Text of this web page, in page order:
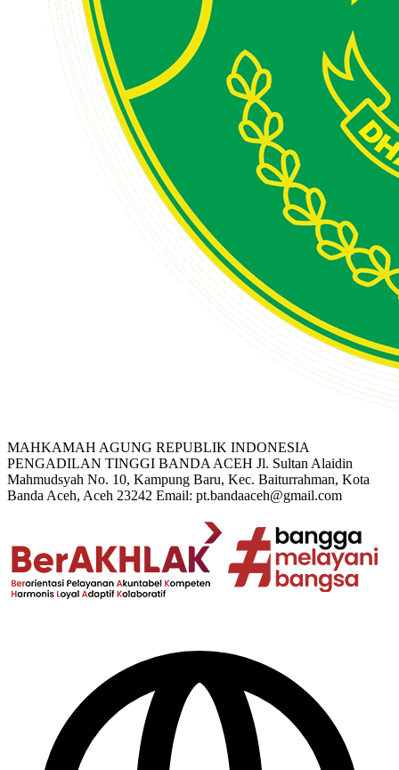
MAHKAMAH AGUNG REPUBLIK INDONESIA
PENGADILAN TINGGI BANDA ACEH Jl. Sultan Alaidin
Mahmudsyah No. 10, Kampung Baru, Kec. Baiturrahman, Kota
Banda Aceh, Aceh 23242 Email: pt.bandaaceh@gmail.com